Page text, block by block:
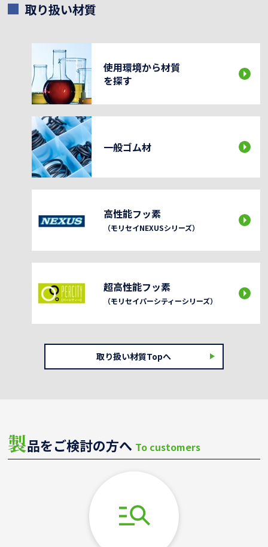
取り扱い材質
使用環境から材質
を探す
一般ゴム材
高性能フッ素
（モリセイNEXUSシリーズ）
超高性能フッ素
（モリセイパーシティーシリーズ）
取り扱い材質Topへ
製品をご検討の方へ To customers